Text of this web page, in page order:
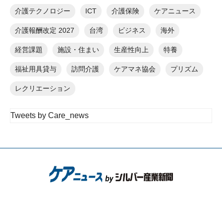
介護テクノロジー ICT 介護保険 ケアニュース
介護報酬改定 2027 台湾 ビジネス 海外
経営課題 施設・住まい 生産性向上 特養
福祉用具貸与 訪問介護 ケアマネ協会 プリズム
レクリエーション
Tweets by Care_news